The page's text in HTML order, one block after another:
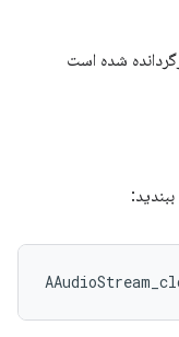
شده است